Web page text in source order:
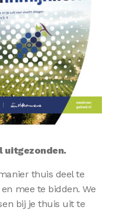
uitgezonden.
thuis deel te
mee te bidden. We
bij je thuis uit te